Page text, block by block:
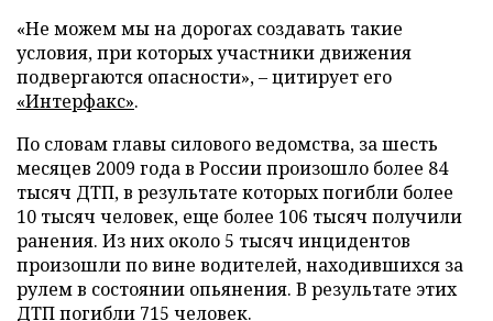
«Не можем мы на дорогах создавать такие
условия, при которых участники движения
подвергаются опасности», – цитирует его
«Интерфакс».
По словам главы силового ведомства, за шесть
месяцев 2009 года в России произошло более 84
тысяч ДТП, в результате которых погибли более
10 тысяч человек, еще более 106 тысяч получили
ранения. Из них около 5 тысяч инцидентов
произошли по вине водителей, находившихся за
рулем в состоянии опьянения. В результате этих
ДТП погибли 715 человек.